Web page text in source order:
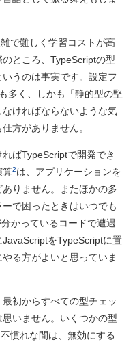
で難しく学習コストが高
ところ、TypeScriptの型
うのは事実です。設定フ
多く、しかも「静的型の堅
ければならないような気
方がありません。
ばTypeScriptで開発でき
算2は、アプリケーションを
りません。またほかの多
で困ったときはいつでも
かっているコードで遭遇
をTypeScriptに置
る方がよいと思っていま
初からすべての型チェッ
いません。いくつかの型
慣れな間は、無効にする